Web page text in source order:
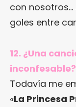
con
goles entre
12. ¿Una
Todavía me
«La Princesa